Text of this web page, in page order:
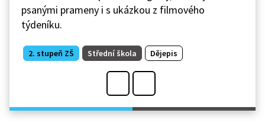
psanými prameny i s ukázkou z filmového
týdeníku.
2. stupeň ZŠ Střední škola Dějepis